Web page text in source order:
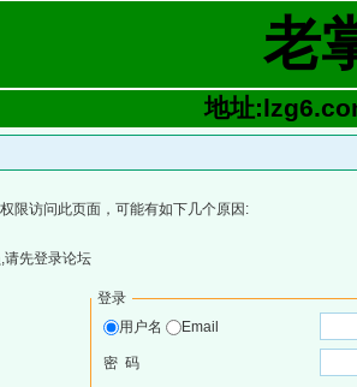
老
地址
限访问此页面，可能有如下几个原因:
请先登录论坛
登录
用户名
Email
密 码